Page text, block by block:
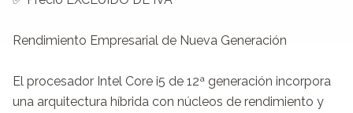
Rendimiento Empresarial de Nueva Generación
El procesador Intel Core i5 de 12ª generación incorpora
una arquitectura híbrida con núcleos de rendimiento y